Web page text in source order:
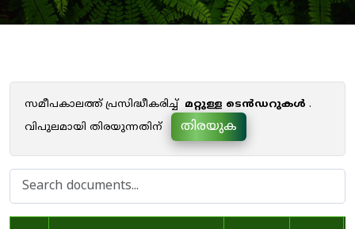
സമീപകാലത്ത് പ്രസിദ്ധീകരിച്ച് മറ്റുള്ള ടെൻഡറുകൾ .
വിപുലമായി തിരയുന്നതിന്
തിരയുക